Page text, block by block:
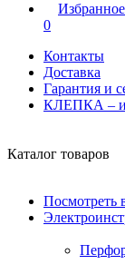
Избранное
0
Контакты
Доставка
Гарантия и
КЛЕПКА –
Каталог товаров
Посмотреть